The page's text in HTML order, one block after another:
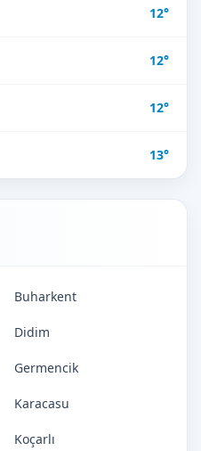
12°
12°
12°
13°
Buharkent
Didim
Germencik
Karacasu
Koçarlı